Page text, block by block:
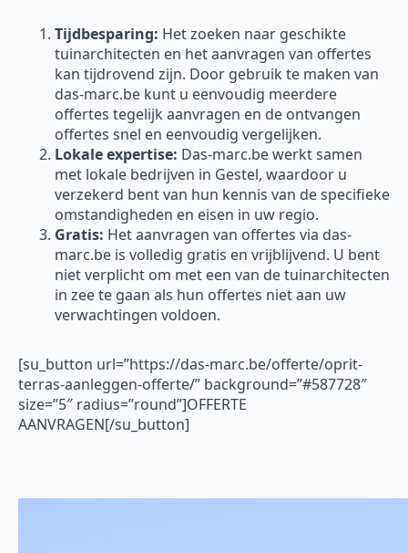
Tijdbesparing: Het zoeken naar geschikte
tuinarchitecten en het aanvragen van offertes
kan tijdrovend zijn. Door gebruik te maken van
das-marc.be kunt u eenvoudig meerdere
offertes tegelijk aanvragen en de ontvangen
offertes snel en eenvoudig vergelijken.
Lokale expertise: Das-marc.be werkt samen
met lokale bedrijven in Gestel, waardoor u
verzekerd bent van hun kennis van de specifieke
omstandigheden en eisen in uw regio.
Gratis: Het aanvragen van offertes via das-
marc.be is volledig gratis en vrijblijvend. U bent
niet verplicht om met een van de tuinarchitecten
in zee te gaan als hun offertes niet aan uw
verwachtingen voldoen.
[su_button url=”https://das-marc.be/offerte/oprit-
terras-aanleggen-offerte/” background=”#587728″
size=”5″ radius=”round”]OFFERTE
AANVRAGEN[/su_button]